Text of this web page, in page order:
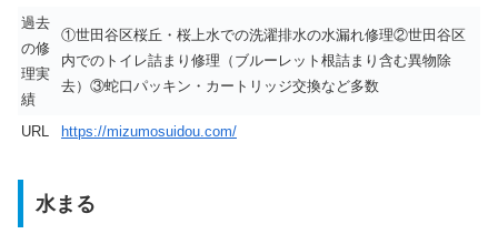
過去
の修
理実
績
①世田谷区桜丘・桜上水での洗濯排水の水漏れ修理②世田谷区
内でのトイレ詰まり修理（ブルーレット根詰まり含む異物除
去）③蛇口パッキン・カートリッジ交換など多数
URL https://mizumosuidou.com/
水まる